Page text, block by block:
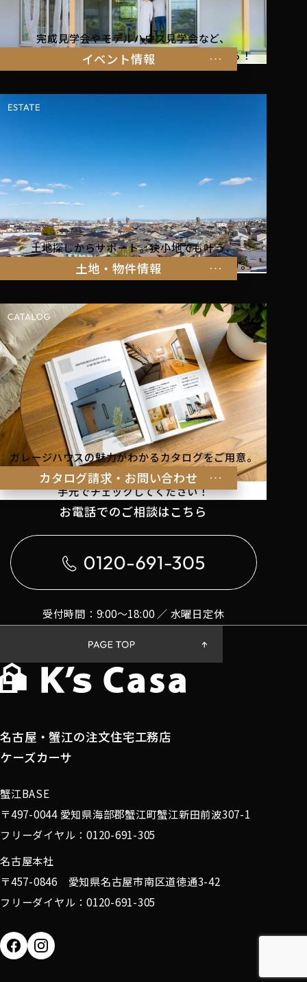
イベント情報
完成見学会やモデルハウス見学会など、
暮らしを体感できるイベント情報はこちらから！
土地・物件情報
土地探しからサポート。狭小地でも叶う、
家族の暮らしにぴったりな物件をご紹介します。
カタログ請求・お問い合わせ
ガレージハウスの魅力がわかるカタログをご用意。
理想の暮らしのヒントを
手元でチェックしてください！
お電話でのご相談はこちら
受付時間：9:00〜18:00 ／ 水曜日定休
名古屋・蟹江の注文住宅工務店
ケーズカーサ
蟹江BASE
〒497-0044 愛知県海部郡蟹江町蟹江新田前波307-1
フリーダイヤル：0120-691-305
名古屋本社
〒457-0846 愛知県名古屋市南区道徳通3-42
フリーダイヤル：0120-691-305